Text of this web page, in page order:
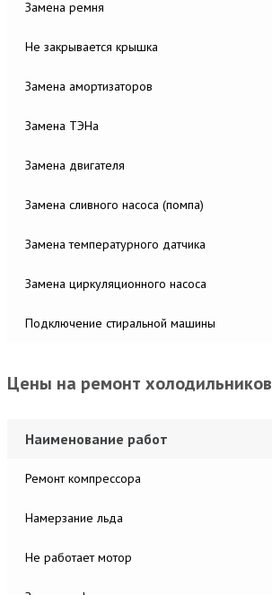
Замена ремня
Не закрывается крышка
Замена амортизаторов
Замена ТЭНа
Замена двигателя
Замена сливного насоса (помпа)
Замена температурного датчика
Замена циркуляционного насоса
Подключение стиральной машины
Цены на ремонт холодильников
Наименование работ
Ремонт компрессора
Намерзание льда
Не работает мотор